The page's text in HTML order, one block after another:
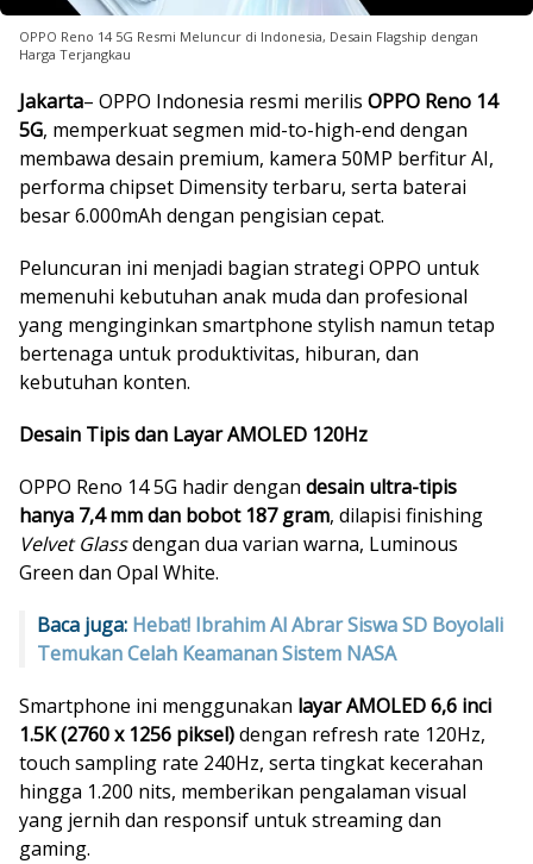
OPPO Reno 14 5G Resmi Meluncur di Indonesia, Desain Flagship dengan
Harga Terjangkau
Jakarta– OPPO Indonesia resmi merilis OPPO Reno 14
5G, memperkuat segmen mid-to-high-end dengan
membawa desain premium, kamera 50MP berfitur AI,
performa chipset Dimensity terbaru, serta baterai
besar 6.000mAh dengan pengisian cepat.
Peluncuran ini menjadi bagian strategi OPPO untuk
memenuhi kebutuhan anak muda dan profesional
yang menginginkan smartphone stylish namun tetap
bertenaga untuk produktivitas, hiburan, dan
kebutuhan konten.
Desain Tipis dan Layar AMOLED 120Hz
OPPO Reno 14 5G hadir dengan desain ultra-tipis
hanya 7,4 mm dan bobot 187 gram, dilapisi finishing
Velvet Glassdengan dua varian warna, Luminous
Green dan Opal White.
Baca juga: Hebat! Ibrahim Al Abrar Siswa SD Boyolali
Temukan Celah Keamanan Sistem NASA
Smartphone ini menggunakan layar AMOLED 6,6 inci
1.5K (2760 x 1256 piksel)dengan refresh rate 120Hz,
touch sampling rate 240Hz, serta tingkat kecerahan
hingga 1.200 nits, memberikan pengalaman visual
yang jernih dan responsif untuk streaming dan
gaming.